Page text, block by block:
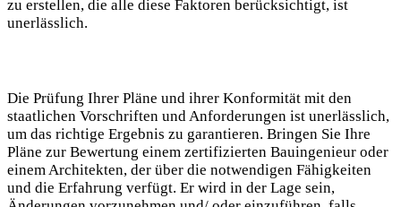
zu erstellen, die⁤ alle⁤ diese Faktoren ⁢berücksichtigt, ist
unerlässlich.
Die Prüfung Ihrer ⁣Pläne und ihrer Konformität mit den
staatlichen Vorschriften und Anforderungen ist unerlässlich,
um ⁣das ⁢richtige Ergebnis zu garantieren. Bringen Sie Ihre
Pläne zur Bewertung⁤ einem zertifizierten ⁣Bauingenieur oder
einem Architekten, der über‍ die notwendigen Fähigkeiten
⁢und die Erfahrung verfügt.⁣ Er wird in⁢ der Lage sein,